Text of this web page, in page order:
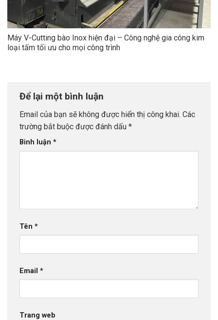
Máy V-Cutting bào Inox hiện đại – Công nghệ gia công kim
loại tấm tối ưu cho mọi công trình
Để lại một bình luận
Email của bạn sẽ không được hiển thị công khai. Các
trường bắt buộc được đánh dấu *
Bình luận *
Tên *
Email *
Trang web